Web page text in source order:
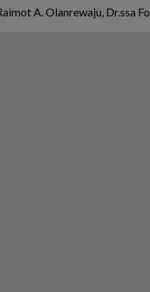
A. Olanrewaju, Dr.ssa